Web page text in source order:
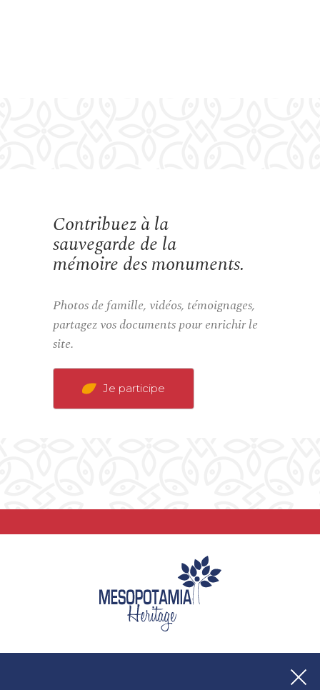
Contribuez à la
sauvegarde de la
mémoire des monuments.
Photos de famille, vidéos, témoignages,
partagez vos documents pour enrichir le
site.
Je participe